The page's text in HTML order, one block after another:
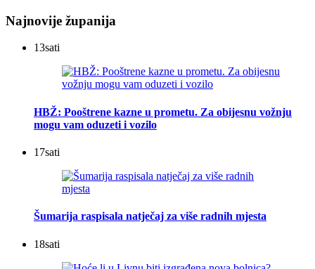
Najnovije županija
13sati
HBŽ: Pooštrene kazne u prometu. Za obijesnu vožnju
mogu vam oduzeti i vozilo
17sati
Šumarija raspisala natječaj za više radnih mjesta
18sati